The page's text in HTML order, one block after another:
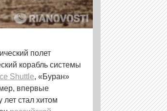
полет
корабль системы
Shuttle, «Буран»
впервые
стал хитом